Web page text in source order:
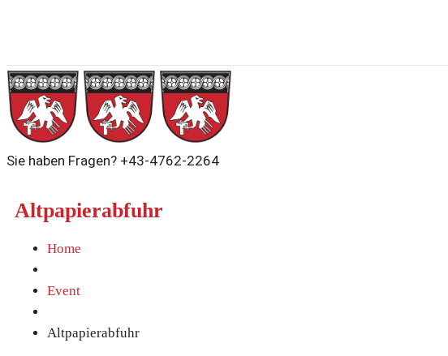
Sie haben Fragen? +43-4762-2264
Altpapierabfuhr
Home
Event
Altpapierabfuhr